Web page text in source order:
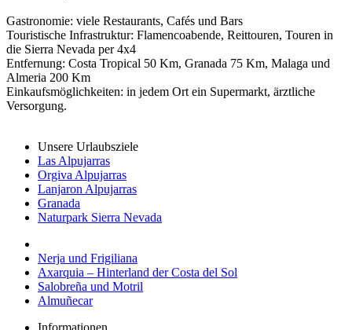
Gastronomie: viele Restaurants, Cafés und Bars
Touristische Infrastruktur: Flamencoabende, Reittouren, Touren in
die Sierra Nevada per 4x4
Entfernung: Costa Tropical 50 Km, Granada 75 Km, Malaga und
Almeria 200 Km
Einkaufsmöglichkeiten: in jedem Ort ein Supermarkt, ärztliche
Versorgung.
Unsere Urlaubsziele
Las Alpujarras
Orgiva Alpujarras
Lanjaron Alpujarras
Granada
Naturpark Sierra Nevada
Nerja und Frigiliana
Axarquia – Hinterland der Costa del Sol
Salobreña und Motril
Almuñecar
Informationen